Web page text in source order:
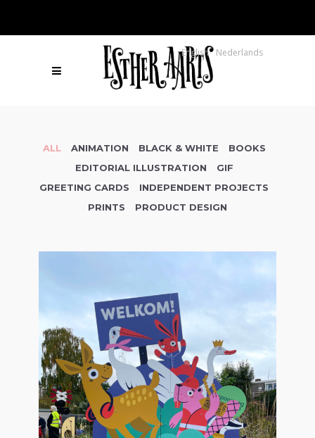
English Nederlands
ALL ANIMATION BLACK & WHITE
BOOKS
EDITORIAL ILLUSTRATION
GIF
GREETING CARDS
INDEPENDENT PROJECTS
PRINTS
PRODUCT DESIGN